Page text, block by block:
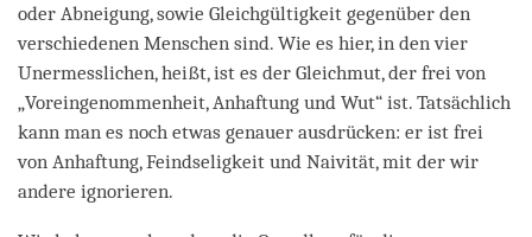
oder Abneigung, sowie Gleichgültigkeit gegenüber den
verschiedenen Menschen sind. Wie es hier, in den vier
Unermesslichen, heißt, ist es der Gleichmut, der frei von
„Voreingenommenheit, Anhaftung und Wut“ ist. Tatsächlich
kann man es noch etwas genauer ausdrücken: er ist frei
von Anhaftung, Feindseligkeit und Naivität, mit der wir
andere ignorieren.